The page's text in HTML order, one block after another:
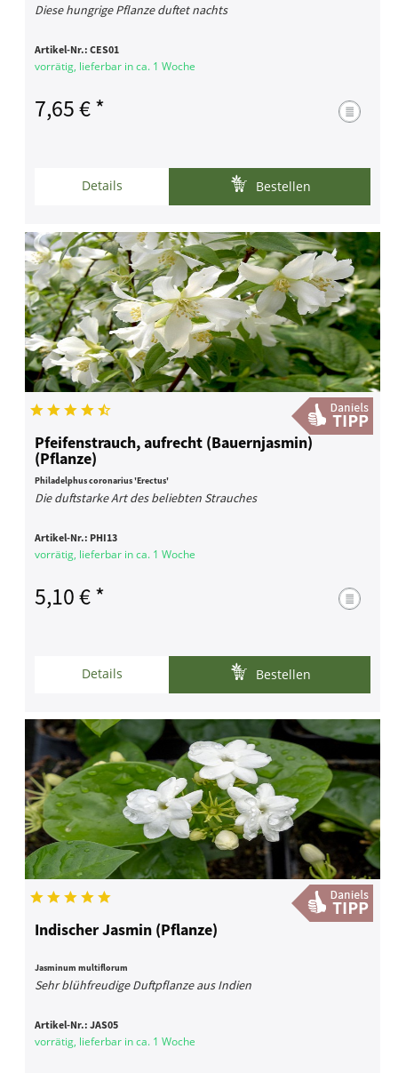
Diese hungrige Pflanze duftet nachts
Artikel-Nr.:CES01
vorrätig, lieferbar in ca. 1 Woche
7,65 € *
Details Bestellen
Pfeifenstrauch, aufrecht (Bauernjasmin)
(Pflanze)
Philadelphus coronarius 'Erectus'
Die duftstarke Art des beliebten Strauches
Artikel-Nr.: PHI13
vorrätig, lieferbar in ca. 1 Woche
5,10 € *
Details Bestellen
Indischer Jasmin (Pflanze)
Jasminum multiflorum
Sehr blühfreudige Duftpflanze aus Indien
Artikel-Nr.:JAS05
vorrätig, lieferbar in ca. 1 Woche